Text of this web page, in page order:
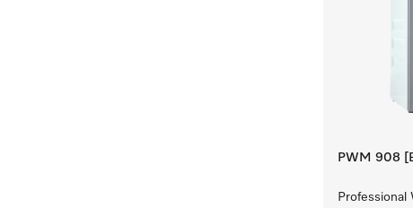
PWM 908
Professional